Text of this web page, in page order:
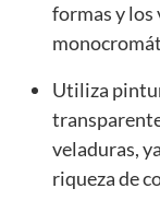
formas y los
Utiliza
veladuras,
riqueza de